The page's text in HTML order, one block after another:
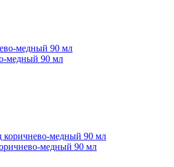
медный 90 мл
медный 90 мл